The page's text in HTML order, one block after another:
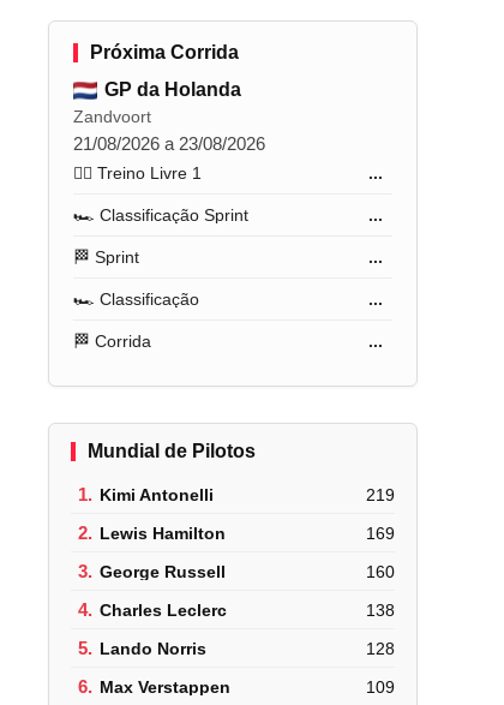
Próxima Corrida
GP da Holanda
Zandvoort
21/08/2026 a 23/08/2026
🏋️‍♂️ Treino Livre 1 ...
🏎️ Classificação Sprint ...
🏁 Sprint ...
🏎️ Classificação ...
🏁 Corrida ...
Mundial de Pilotos
1. Kimi Antonelli 219
2. Lewis Hamilton 169
3. George Russell 160
4. Charles Leclerc 138
5. Lando Norris 128
6. Max Verstappen 109